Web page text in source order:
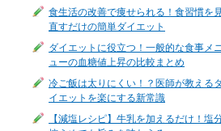
食生活の改善で痩せられる！食習慣を
直すだけの簡単ダイエット
ダイエットに役立つ！一般的な食事メ
ューの血糖値上昇の比較まとめ
冷ご飯は太りにくい！？医師が教える
イエットを楽にする新常識
【減塩レシピ】牛乳を加えるだけ！塩